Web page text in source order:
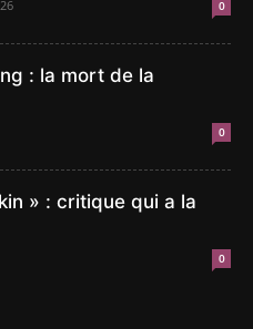
0
: la mort de la
0
» : critique qui a la
0